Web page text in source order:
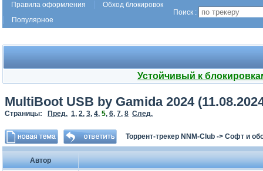
Правила оформления
Обход блокировок
Популярное
Поиск :
Устойчивый к
MultiBoot USB by Gamida 2024
Страницы: Пред. 1, 2, 3, 4, 5, 6, 7, 8 След.
Торрент-трекер NNM-Club -> Софт и
Автор